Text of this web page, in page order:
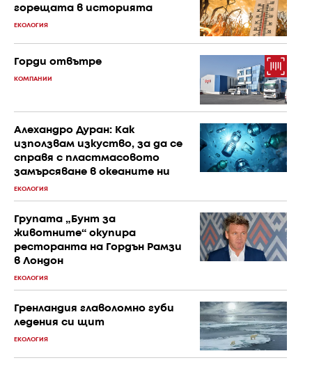
горещата в историята
ЕКОЛОГИЯ
Горди отвътре
КОМПАНИИ
Алехандро Дуран: Как
използвам изкуство, за да се
справя с пластмасовото
замърсяване в океаните ни
ЕКОЛОГИЯ
Групата „Бунт за
животните“ окупира
ресторанта на Гордън Рамзи
в Лондон
ЕКОЛОГИЯ
Гренландия главоломно губи
ледения си щит
ЕКОЛОГИЯ